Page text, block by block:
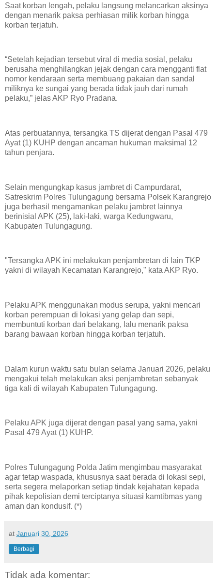
Saat korban lengah, pelaku langsung melancarkan aksinya
dengan menarik paksa perhiasan milik korban hingga
korban terjatuh.
“Setelah kejadian tersebut viral di media sosial, pelaku
berusaha menghilangkan jejak dengan cara mengganti flat
nomor kendaraan serta membuang pakaian dan sandal
miliknya ke sungai yang berada tidak jauh dari rumah
pelaku,” jelas AKP Ryo Pradana.
Atas perbuatannya, tersangka TS dijerat dengan Pasal 479
Ayat (1) KUHP dengan ancaman hukuman maksimal 12
tahun penjara.
Selain mengungkap kasus jambret di Campurdarat,
Satreskrim Polres Tulungagung bersama Polsek Karangrejo
juga berhasil mengamankan pelaku jambret lainnya
berinisial APK (25), laki-laki, warga Kedungwaru,
Kabupaten Tulungagung.
"Tersangka APK ini melakukan penjambretan di lain TKP
yakni di wilayah Kecamatan Karangrejo," kata AKP Ryo.
Pelaku APK menggunakan modus serupa, yakni mencari
korban perempuan di lokasi yang gelap dan sepi,
membuntuti korban dari belakang, lalu menarik paksa
barang bawaan korban hingga korban terjatuh.
Dalam kurun waktu satu bulan selama Januari 2026, pelaku
mengakui telah melakukan aksi penjambretan sebanyak
tiga kali di wilayah Kabupaten Tulungagung.
Pelaku APK juga dijerat dengan pasal yang sama, yakni
Pasal 479 Ayat (1) KUHP.
Polres Tulungagung Polda Jatim mengimbau masyarakat
agar tetap waspada, khususnya saat berada di lokasi sepi,
serta segera melaporkan setiap tindak kejahatan kepada
pihak kepolisian demi terciptanya situasi kamtibmas yang
aman dan kondusif. (*)
at Januari 30, 2026
Berbagi
Tidak ada komentar: